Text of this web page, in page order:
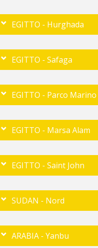
EGITTO - Hurghada
EGITTO - Safaga
EGITTO - Parco Marino
EGITTO - Marsa Alam
EGITTO - Saint John
SUDAN - Nord
ARABIA - Yanbu